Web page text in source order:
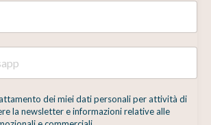
dei miei dati personali per attività di
la newsletter e informazioni relative alle